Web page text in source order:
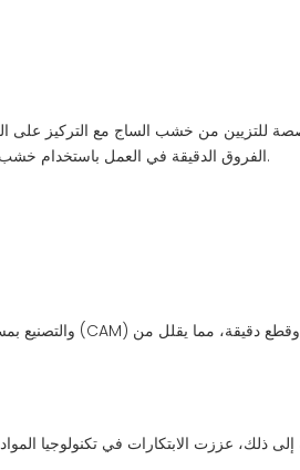
الفروق الدقيقة في العمل باستخدام خشب الساج ويكرسون جهودهم للحفاظ على الجمال الطبيعي للخشب. وتشتهر أسطحها بالدقة والمتانة، مما يجعلها الخيار المفضل بين أصحاب اليخوت.
إلى ذلك، عززت الابتكارات في تكنولوجيا